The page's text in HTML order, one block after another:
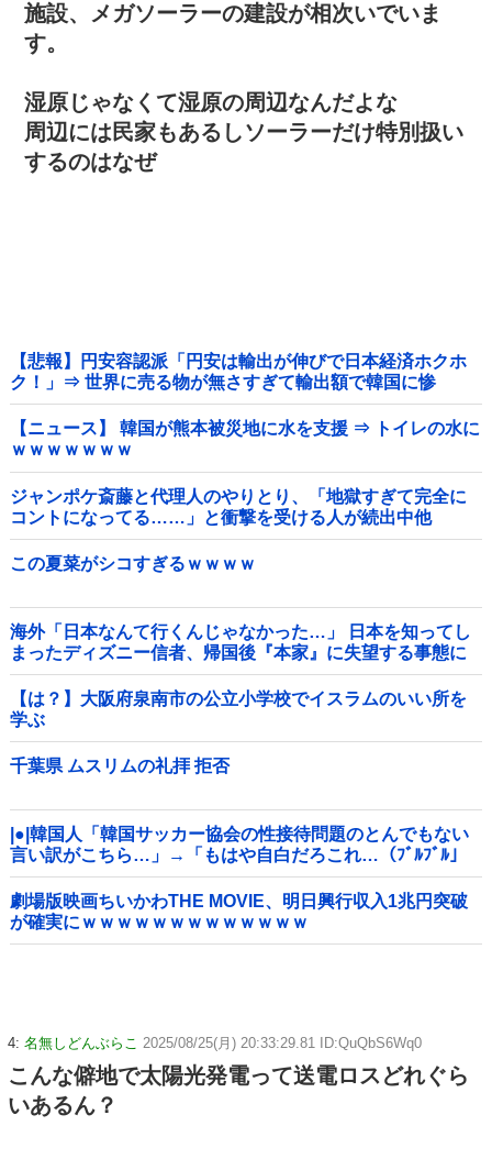
施設、メガソーラーの建設が相次いでいま
す。
湿原じゃなくて湿原の周辺なんだよな
周辺には民家もあるしソーラーだけ特別扱い
するのはなぜ
【悲報】円安容認派「円安は輸出が伸びで日本経済ホクホ
ク！」⇒ 世界に売る物が無さすぎて輸出額で韓国に惨
敗・・・
【ニュース】 韓国が熊本被災地に水を支援 ⇒ トイレの水に
ｗｗｗｗｗｗｗ
ジャンポケ斎藤と代理人のやりとり、「地獄すぎて完全に
コントになってる……」と衝撃を受ける人が続出中他
この夏菜がシコすぎるｗｗｗｗ
海外「日本なんて行くんじゃなかった…」 日本を知ってし
まったディズニー信者、帰国後『本家』に失望する事態に
【は？】大阪府泉南市の公立小学校でイスラムのいい所を
学ぶ
千葉県 ムスリムの礼拝 拒否
|●|韓国人「韓国サッカー協会の性接待問題のとんでもない
言い訳がこちら…」→「もはや自白だろこれ…（ﾌﾞﾙﾌﾞﾙ」
＝韓国の反応
劇場版映画ちいかわTHE MOVIE、明日興行収入1兆円突破
が確実にｗｗｗｗｗｗｗｗｗｗｗｗｗ
4: 名無しどんぶらこ 2025/08/25(月) 20:33:29.81 ID:QuQbS6Wq0
こんな僻地で太陽光発電って送電ロスどれぐら
いあるん？